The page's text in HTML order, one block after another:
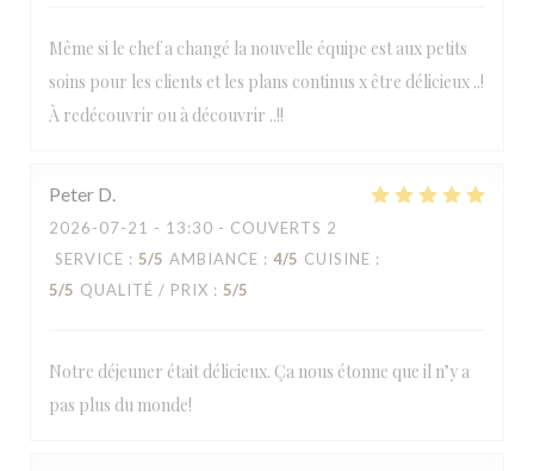
Même si le chef a changé la nouvelle équipe est aux petits
soins pour les clients et les plans continus x être délicieux ..!
À redécouvrir ou à découvrir ..!!
Peter D
2026-07-21 - 13:30 - COUVERTS 2
SERVICE : 5/5 AMBIANCE : 4/5 CUISINE :
5/5 QUALITÉ / PRIX : 5/5
Notre déjeuner était délicieux. Ça nous étonne que il n’y a
pas plus du monde!